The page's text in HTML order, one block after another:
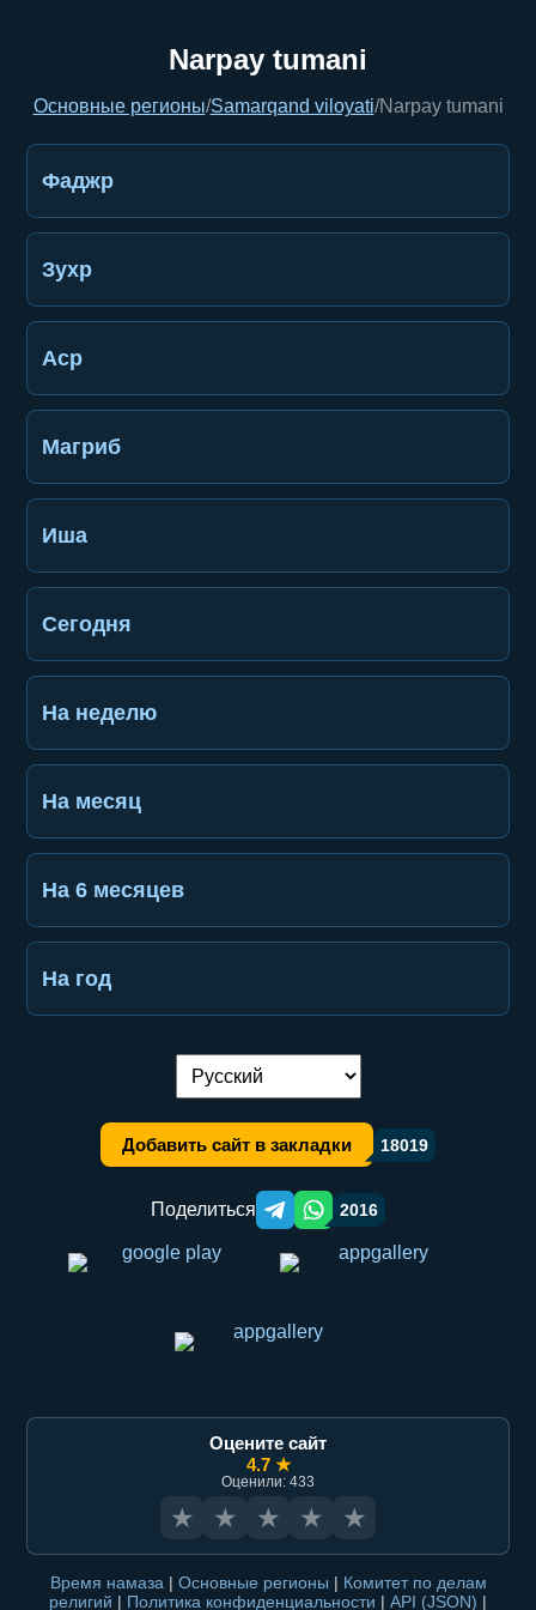
Narpay tumani
Основные регионы/Samarqand viloyati/Narpay tumani
Фаджр
Зухр
Аср
Магриб
Иша
Сегодня
На неделю
На месяц
На 6 месяцев
На год
Переключение языка:
Добавить сайт в закладки 18019
Поделиться Telegram orqali ulashish
WhatsApp orqali ulashish
2016
Оцените сайт
4.7 ★
Оценили: 433
★ ★ ★ ★ ★
Время намаза | Основные регионы | Комитет по делам
религий | Политика конфиденциальности | API (JSON) |